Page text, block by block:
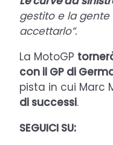
gestito e la
accettarlo”.
La MotoGP
con il GP di
pista in cui Marc
di successi.
SEGUICI SU: